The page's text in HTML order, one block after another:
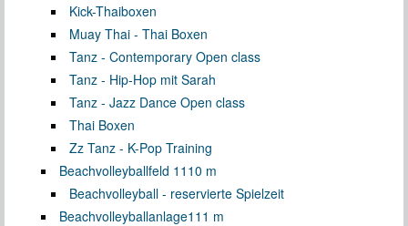
Kick-Thaiboxen
Muay Thai - Thai Boxen
Tanz - Contemporary Open class
Tanz - Hip-Hop mit Sarah
Tanz - Jazz Dance Open class
Thai Boxen
Zz Tanz - K-Pop Training
Beachvolleyballfeld 1 110 m
Beachvolleyball - reservierte Spielzeit
Beachvolleyballanlage111 m